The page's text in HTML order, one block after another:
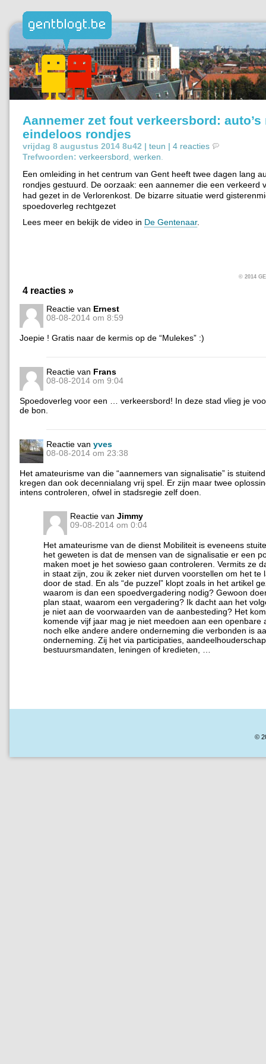
Aannemer zet fout verkeersbord: auto’s
eindeloos rondjes
vrijdag 8 augustus 2014 8u42 | teun | 4 reacties
Trefwoorden: verkeersbord werken
Een omleiding in het centrum van Gent heeft twee dagen lang
rondjes gestuurd. De oorzaak: een aannemer die een verkeerd
had gezet in de Verlorenkost. De bizarre situatie werd
spoedoverleg rechtgezet
Lees meer en bekijk de video in De Gentenaar.
© 2014
4 reacties »
Reactie van Ernest
08-08-2014 om 8:59
Joepie ! Gratis naar de kermis op de “Mulekes” :)
Reactie van Frans
08-08-2014 om 9:04
Spoedoverleg voor een … verkeersbord! In deze stad vlieg je
de bon.
Reactie van yves
08-08-2014 om 23:38
Het amateurisme van die “aannemers van signalisatie” is
kregen dan ook decennialang vrij spel. Er zijn maar twee
intens controleren, ofwel in stadsregie zelf doen.
Reactie van Jimmy
09-08-2014 om 0:04
Het amateurisme van de dienst Mobiliteit is eveneens
het geweten is dat de mensen van de signalisatie er een
maken moet je het sowieso gaan controleren. Vermits ze
in staat zijn, zou ik zeker niet durven voorstellen om het te
door de stad. En als “de puzzel” klopt zoals in het artikel
waarom is dan een spoedvergadering nodig? Gewoon
plan staat, waarom een vergadering? Ik dacht aan het
je niet aan de voorwaarden van de aanbesteding? Het
komende vijf jaar mag je niet meedoen aan een openbare
noch elke andere andere onderneming die verbonden is
onderneming. Zij het via participaties,
bestuursmandaten, leningen of kredieten, …
©